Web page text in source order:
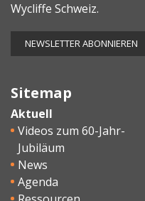
Wycliffe Schweiz.
Sitemap
Aktuell
Videos zum 60-Jahr-
Jubiläum
News
Agenda